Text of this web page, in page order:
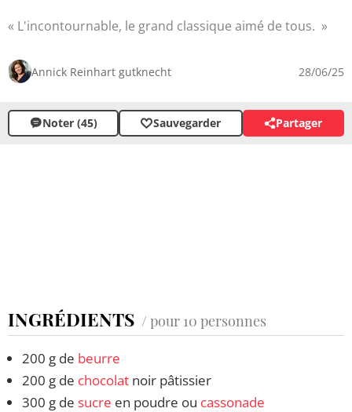
L'incontournable, le grand classique aimé de tous.
Annick Reinhart gutknecht 28/06/25
Noter (45) Sauvegarder Partager
INGRÉDIENTS / pour 10 personnes
200 g de beurre
200 g de chocolat noir pâtissier
300 g de sucre en poudre ou cassonade